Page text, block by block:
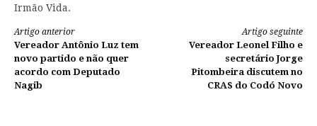
Irmão Vida.
Continue
lendo
Artigo anterior
Vereador Antônio Luz tem
novo partido e não quer
acordo com Deputado
Nagib
Artigo seguinte
Vereador Leonel Filho e
secretário Jorge
Pitombeira discutem no
CRAS do Codó Novo